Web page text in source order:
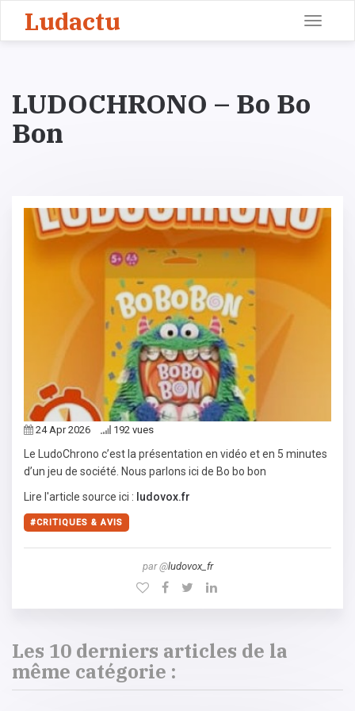
Toggle
Ludactu
LUDOCHRONO – Bo Bo
Bon
24 Apr 2026 192 vues
Le LudoChrono c’est la présentation en vidéo et en 5 minutes
d’un jeu de société. Nous parlons ici de Bo bo bon
Lire l'article source ici : ludovox.fr
CRITIQUES & AVIS
par @ludovox_fr
Les 10 derniers articles de la
même catégorie :